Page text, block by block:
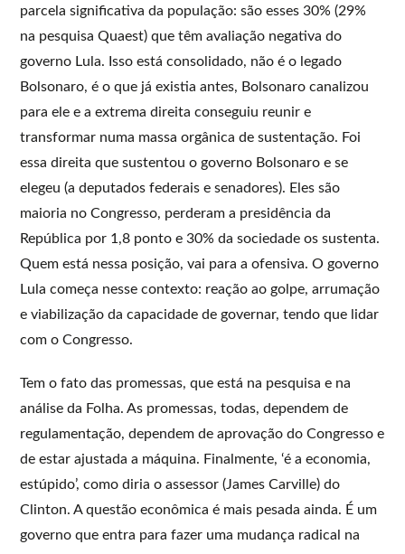
parcela significativa da população: são esses 30% (29%
na pesquisa Quaest) que têm avaliação negativa do
governo Lula. Isso está consolidado, não é o legado
Bolsonaro, é o que já existia antes, Bolsonaro canalizou
para ele e a extrema direita conseguiu reunir e
transformar numa massa orgânica de sustentação. Foi
essa direita que sustentou o governo Bolsonaro e se
elegeu (a deputados federais e senadores). Eles são
maioria no Congresso, perderam a presidência da
República por 1,8 ponto e 30% da sociedade os sustenta.
Quem está nessa posição, vai para a ofensiva. O governo
Lula começa nesse contexto: reação ao golpe, arrumação
e viabilização da capacidade de governar, tendo que lidar
com o Congresso.
Tem o fato das promessas, que está na pesquisa e na
análise da Folha. As promessas, todas, dependem de
regulamentação, dependem de aprovação do Congresso e
de estar ajustada a máquina. Finalmente, ‘é a economia,
estúpido’, como diria o assessor (James Carville) do
Clinton. A questão econômica é mais pesada ainda. É um
governo que entra para fazer uma mudança radical na